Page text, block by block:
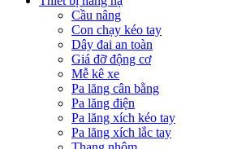
Cầu nâng
Con chạy kéo tay
Dây đai an toàn
Giá đỡ động cơ
Mễ kê xe
Pa lăng cân bằng
Pa lăng điện
Pa lăng xích kéo tay
Pa lăng xích lắc tay